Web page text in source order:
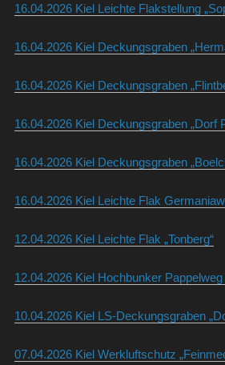
16.04.2026 Kiel Leichte Flakstellung
16.04.2026 Kiel Deckungsgraben
16.04.2026 Kiel Deckungsgraben
16.04.2026 Kiel Deckungsgraben „Dorf
16.04.2026 Kiel Deckungsgraben
16.04.2026 Kiel Leichte Flak
12.04.2026 Kiel Leichte Flak „Tonberg“
12.04.2026 Kiel Hochbunker
10.04.2026 Kiel LS-Deckungsgraben
07.04.2026 Kiel Werkluftschutz